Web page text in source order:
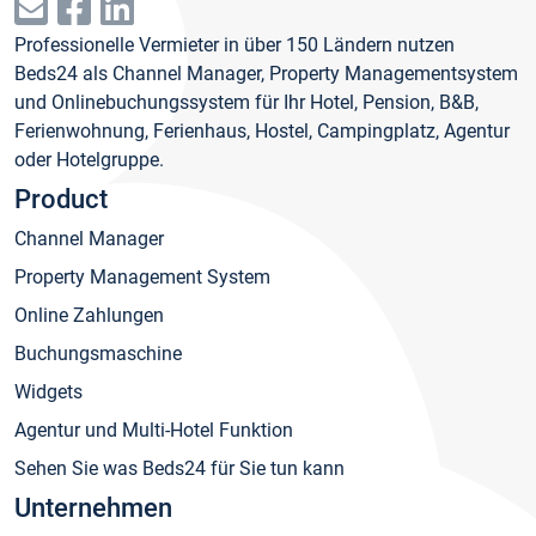
Professionelle Vermieter in über 150 Ländern nutzen
Beds24 als Channel Manager, Property Managementsystem
und Onlinebuchungssystem für Ihr Hotel, Pension, B&B,
Ferienwohnung, Ferienhaus, Hostel, Campingplatz, Agentur
oder Hotelgruppe.
Product
Channel Manager
Property Management System
Online Zahlungen
Buchungsmaschine
Widgets
Agentur und Multi-Hotel Funktion
Sehen Sie was Beds24 für Sie tun kann
Unternehmen